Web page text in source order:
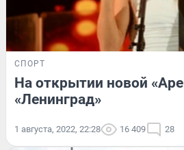
СПОРТ
На открытии новой
«Ленинград»
1 августа, 2022, 22:28 16 409 28